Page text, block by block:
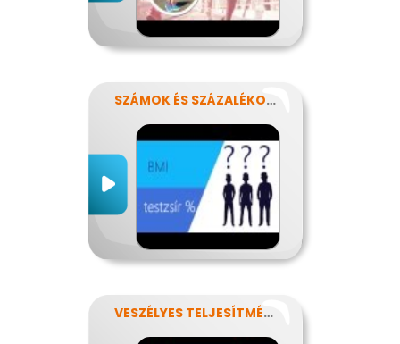
SZÁMOK ÉS SZÁZALÉKOK REJTELMEI
VESZÉLYES TELJESÍTMÉNY